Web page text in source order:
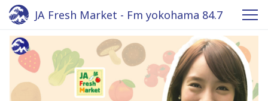
JA Fresh Market - Fm yokohama 84.7